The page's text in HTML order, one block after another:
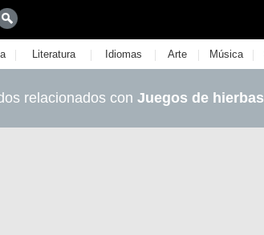
| Literatura | Idiomas | Arte | Música |
relacionados con Juegos de hierbas